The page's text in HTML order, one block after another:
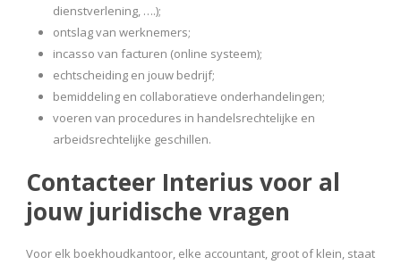
dienstverlening, ….);
ontslag van werknemers;
incasso van facturen (online systeem);
echtscheiding en jouw bedrijf;
bemiddeling en collaboratieve onderhandelingen;
voeren van procedures in handelsrechtelijke en
arbeidsrechtelijke geschillen.
Contacteer Interius voor al
jouw juridische vragen
Voor elk boekhoudkantoor, elke accountant, groot of klein, staat